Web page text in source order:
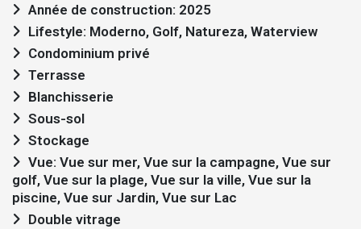
Année de construction: 2025
Lifestyle: Moderno, Golf, Natureza, Waterview
Condominium privé
Terrasse
Blanchisserie
Sous-sol
Stockage
golf, Vue sur la plage, Vue sur la ville, Vue sur la
piscine, Vue sur Jardin, Vue sur Lac
Double vitrage